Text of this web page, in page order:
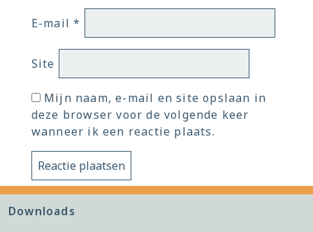
E-mail*
Site
Mijn naam, e-mail en site opslaan in
deze browser voor de volgende keer
wanneer ik een reactie plaats.
Downloads